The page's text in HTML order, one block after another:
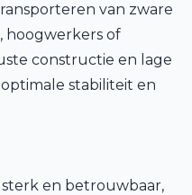
van zware
hoogwerkers of
constructie en lage
stabiliteit en
en betrouwbaar,